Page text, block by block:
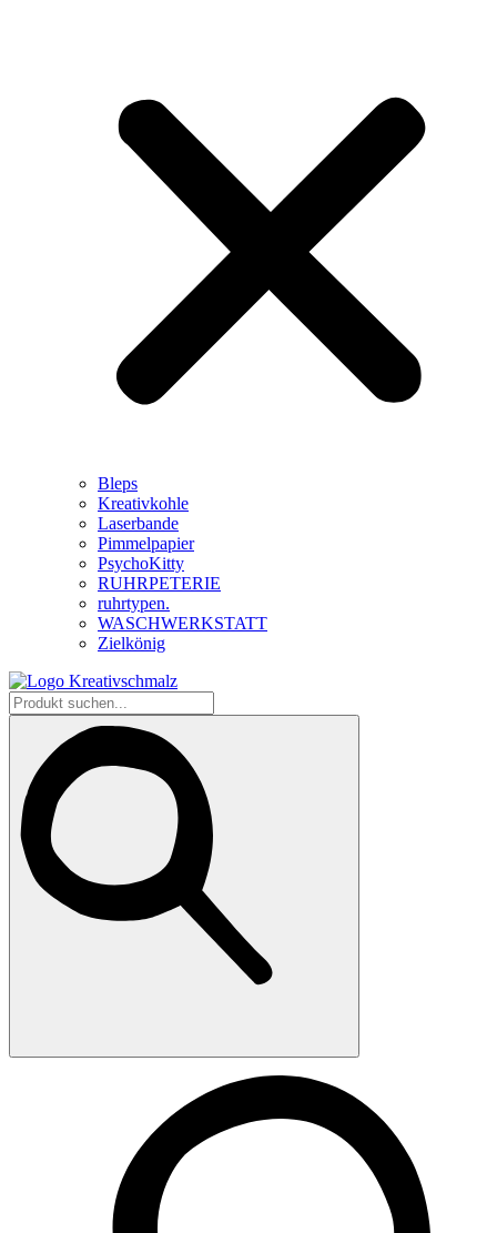
Bleps
Kreativkohle
Laserbande
Pimmelpapier
PsychoKitty
RUHRPETERIE
ruhrtypen.
WASCHWERKSTATT
Zielkönig
Produkt
suchen...